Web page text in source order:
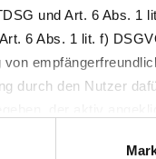
und Art. 6 Abs. 1
6 Abs. 1 lit. f)
durch den Nutzer
prüft jeden
Keine nervigen
Zeit, kein Ärger
und bezahlt